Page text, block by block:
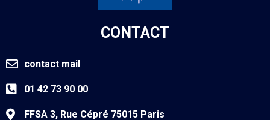
CONTACT
contact mail
01 42 73 90 00
FFSA 3, Rue Cépré 75015 Paris